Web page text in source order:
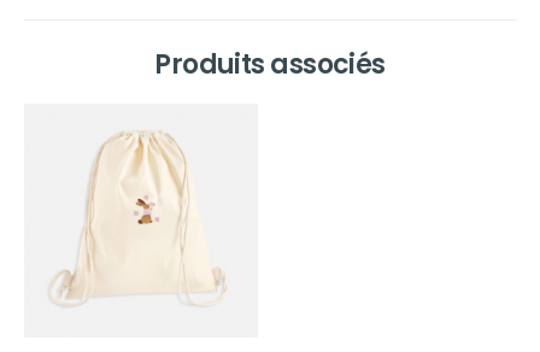
Produits associés